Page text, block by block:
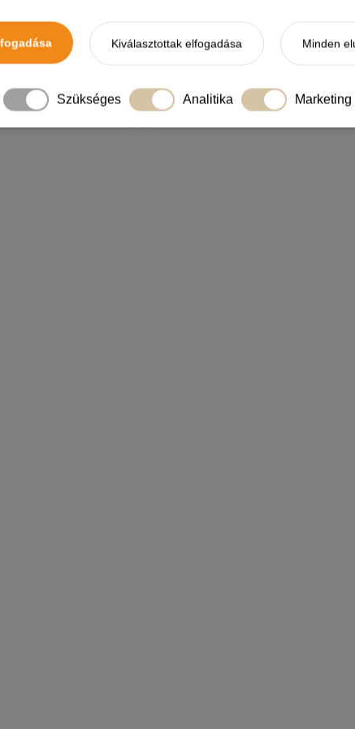
Kiválasztottak elfogadása Minden
Szükséges Analitika Marketing
választás minden gondoskodó gazdi számára, aki
a tápanyagokban gazdag receptúra garantálja, hogy
kutyatápot és ajándékozza meg kedvencét egy